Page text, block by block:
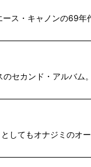
ス・キャノンの69
セカンド・アルバ
てもオナジミのオ